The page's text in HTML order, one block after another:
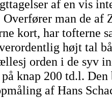
af en vis
man de af
kort, har tofterne
højt tal
orden i de syv
knap 200 td.l.
af Hans